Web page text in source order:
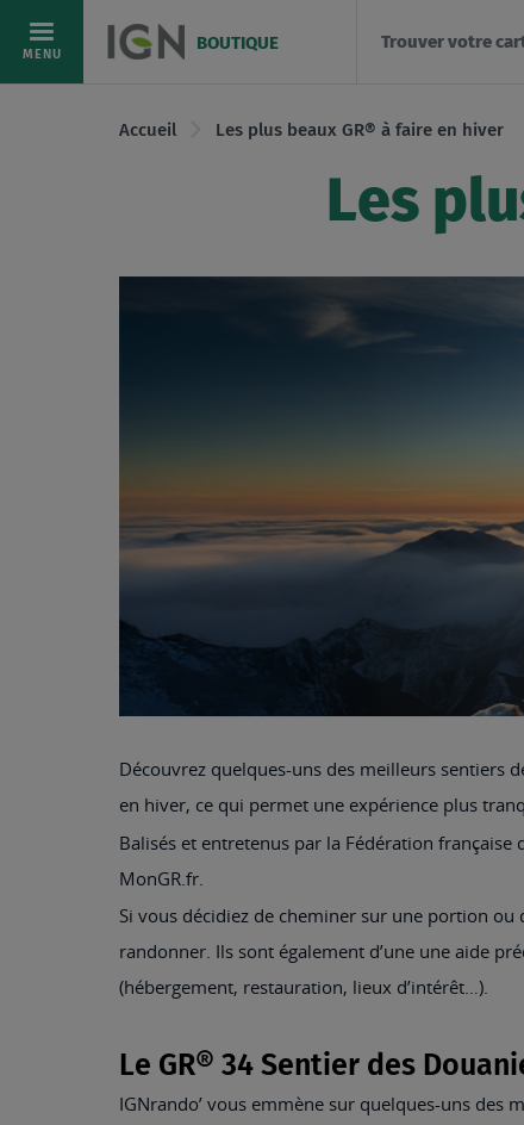
AllezMENU
BOUTIQUE Trouver votre
Accueil Les plus beaux GR® à faire en hiver
Les
Découvrez quelques-uns des meilleurs sentiers
en hiver, ce qui permet une expérience plus
Balisés et entretenus par la Fédération
MonGR.fr.
Si vous décidiez de cheminer sur une portion ou
randonner. Ils sont également d’une une aide
(hébergement, restauration, lieux d’intérêt…).
Le GR® 34 Sentier des
IGNrando’ vous emmène sur quelques-uns des